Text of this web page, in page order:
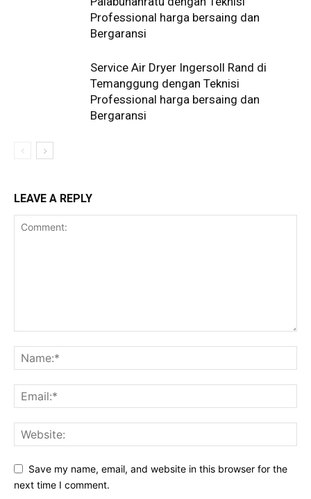
Professional harga bersaing dan
Bergaransi
Service Air Dryer Ingersoll Rand di
Temanggung dengan Teknisi
Professional harga bersaing dan
Bergaransi
LEAVE A REPLY
Save my name, email, and website in this browser for the
next time I comment.